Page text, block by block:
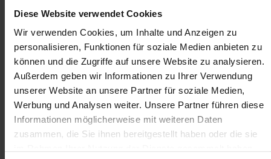
Diese Website verwendet Cookies
Wir verwenden Cookies, um Inhalte und Anzeigen zu
personalisieren, Funktionen für soziale Medien anbieten zu
können und die Zugriffe auf unsere Website zu analysieren.
Außerdem geben wir Informationen zu Ihrer Verwendung
unserer Website an unsere Partner für soziale Medien,
Werbung und Analysen weiter. Unsere Partner führen diese
Informationen möglicherweise mit weiteren Daten
zusammen, die Sie ihnen bereitgestellt haben oder die sie
Lebenslauf
Bewerbungsschreiben
Empfehlungschreiben / Zeugnisse